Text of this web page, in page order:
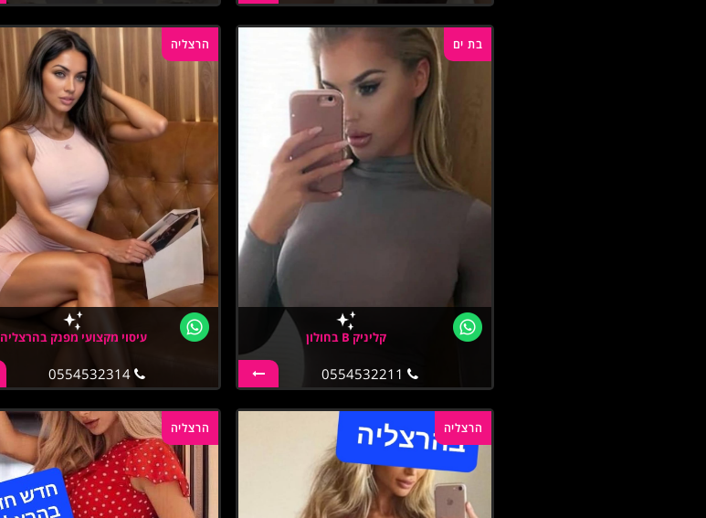
בת ים
קליניק B בחולון
הרצליה
עיסוי מקצועי מפנק בהרצליה
0554532314
הרצליה הרצליה